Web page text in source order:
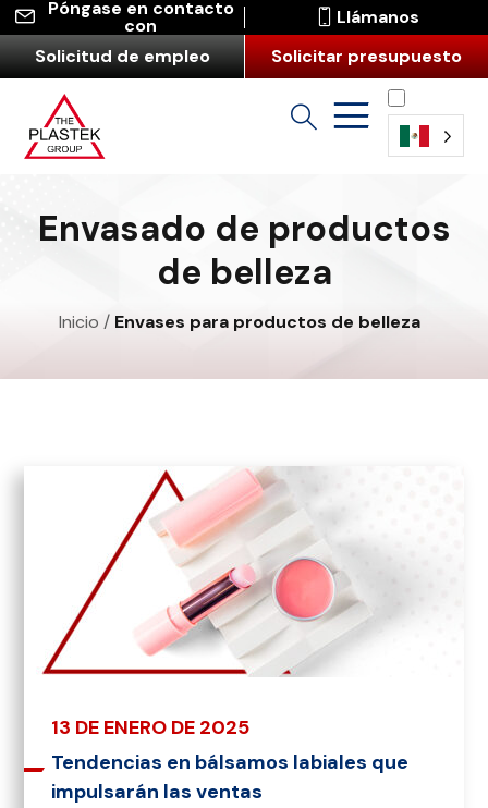
Póngase en contacto
con
Llámanos
Solicitud de empleo
Solicitar presupuesto
Envasado de productos
de belleza
Inicio / Envases para productos de belleza
13 DE ENERO DE 2025
Tendencias en bálsamos labiales que
impulsarán las ventas